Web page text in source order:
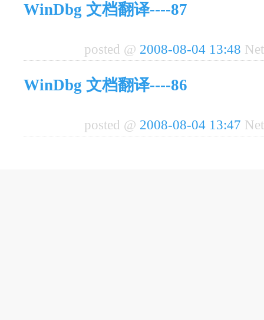
WinDbg 文档翻译----87
posted @ 2008-08-04 13:48
WinDbg 文档翻译----86
posted @ 2008-08-04 13:47